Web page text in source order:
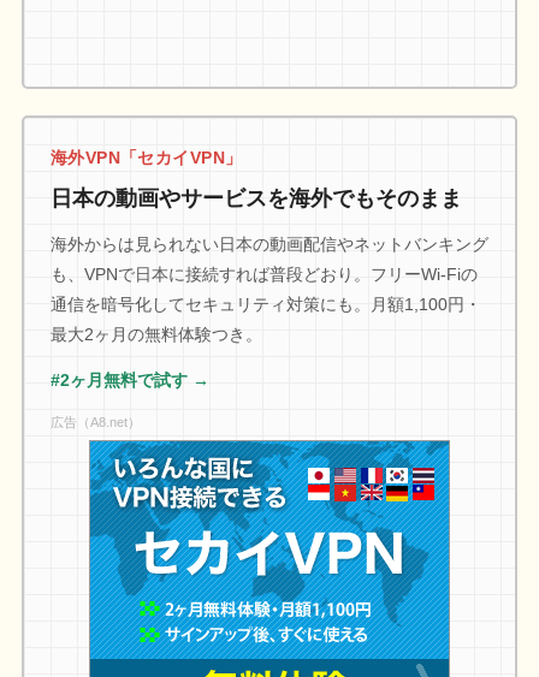
海外VPN「セカイVPN」
日本の動画やサービスを海外でもそのまま
海外からは見られない日本の動画配信やネットバンキング
も、VPNで日本に接続すれば普段どおり。フリーWi-Fiの
通信を暗号化してセキュリティ対策にも。月額1,100円・
最大2ヶ月の無料体験つき。
#2ヶ月無料で試す →
広告（A8.net）